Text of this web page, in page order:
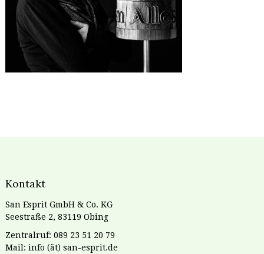
Kontakt
San Esprit GmbH & Co. KG
Seestraße 2, 83119 Obing
Zentralruf: 089 23 51 20 79
Mail: info (ät) san-esprit.de